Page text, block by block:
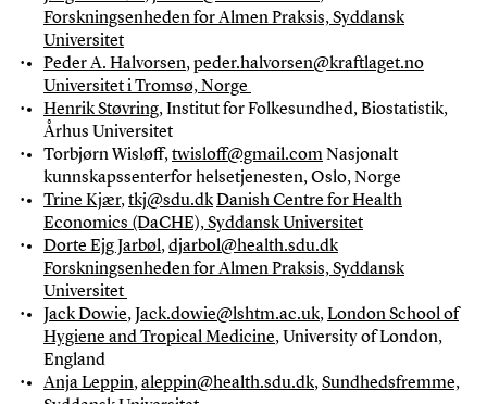
Forskningsenheden for Almen Praksis, Syddansk
Universitet
Peder A. Halvorsen,peder.halvorsen@kraftlaget.no
Universitet i Tromsø, Norge
Henrik Støvring, Institut for Folkesundhed, Biostatistik,
Århus Universitet
Torbjørn Wisløff,twisloff@gmail.comNasjonalt
kunnskapssenterfor helsetjenesten, Oslo, Norge
Trine Kjær,tkj@sdu.dkDanish Centre for Health
Economics (DaCHE), Syddansk Universitet
Dorte Ejg Jarbøl,djarbol@health.sdu.dk
Forskningsenheden for Almen Praksis, Syddansk
Universitet
Jack Dowie, Jack.dowie@lshtm.ac.uk,London School of
Hygiene and Tropical Medicine, University of London,
England
Anja Leppin,aleppin@health.sdu.dk,Sundhedsfremme,